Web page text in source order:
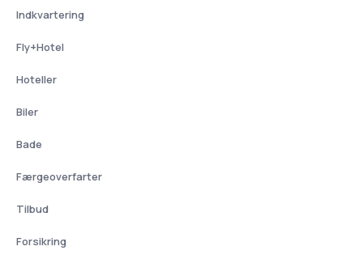
Indkvartering
Fly+Hotel
Hoteller
Biler
Bade
Færgeoverfarter
Tilbud
Forsikring